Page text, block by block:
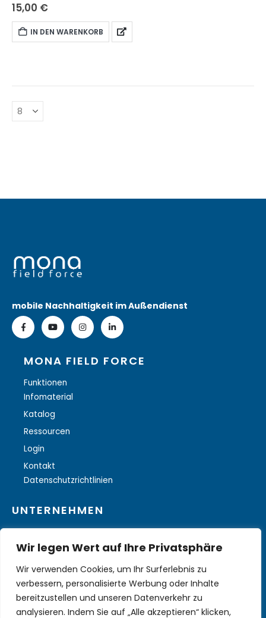
Wir legen Wert auf Ihre Privatsphäre
Wir verwenden Cookies, um Ihr Surferlebnis zu
verbessern, personalisierte Werbung oder Inhalte
bereitzustellen und unseren Datenverkehr zu
analysieren. Indem Sie auf „Alle akzeptieren“ klicken,
15,00 €
IN DEN WARENKORB
mobile Nachhaltigkeit im Außendienst
MONA FIELD FORCE
Funktionen
Infomaterial
Katalog
Ressourcen
Login
Kontakt
Datenschutzrichtlinien
UNTERNEHMEN
Weitere Lösungen